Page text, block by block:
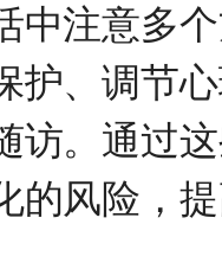
注意多个
护、调节
访。通过
的风险，